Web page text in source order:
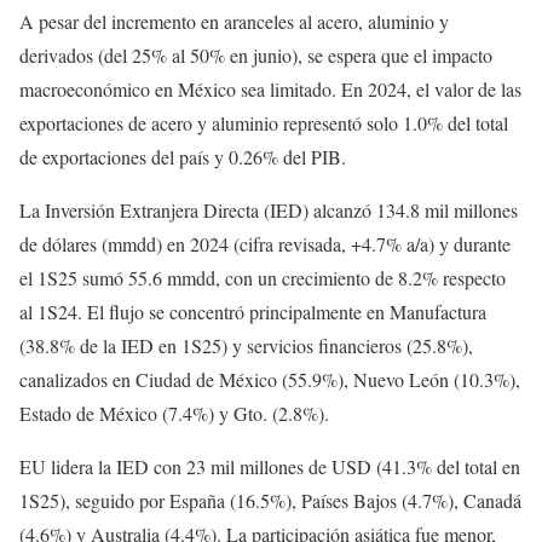
A pesar del incremento en aranceles al acero, aluminio y
derivados (del 25% al 50% en junio), se espera que el impacto
macroeconómico en México sea limitado. En 2024, el valor de las
exportaciones de acero y aluminio representó solo 1.0% del total
de exportaciones del país y 0.26% del PIB.
La Inversión Extranjera Directa (IED) alcanzó 134.8 mil millones
de dólares (mmdd) en 2024 (cifra revisada, +4.7% a/a) y durante
el 1S25 sumó 55.6 mmdd, con un crecimiento de 8.2% respecto
al 1S24. El flujo se concentró principalmente en Manufactura
(38.8% de la IED en 1S25) y servicios financieros (25.8%),
canalizados en Ciudad de México (55.9%), Nuevo León (10.3%),
Estado de México (7.4%) y Gto. (2.8%).
EU lidera la IED con 23 mil millones de USD (41.3% del total en
1S25), seguido por España (16.5%), Países Bajos (4.7%), Canadá
(4.6%) y Australia (4.4%). La participación asiática fue menor,